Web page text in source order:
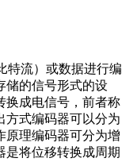
特流）或数据进行编
储的信号形式的设
换成电信号，前者称
方式编码器可以分为
原理编码器可分为增
是将位移转换成周期